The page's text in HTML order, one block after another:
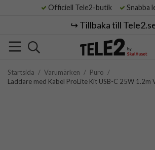
Officiell Tele2-butik Snabba
↪️ Tillbaka till
Startsida / Varumärken / Puro /
Laddare med Kabel ProLite Kit USB-C 25W 1.2m